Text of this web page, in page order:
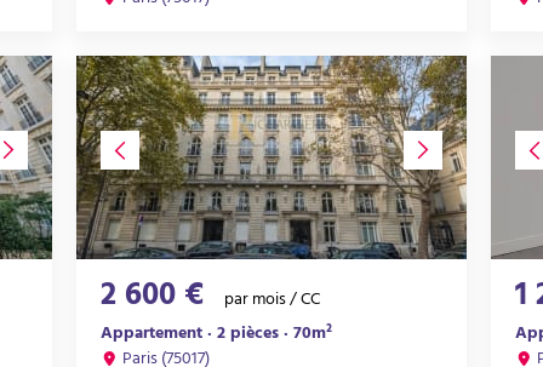
2 600 €
par mois / CC
Appartement · 2 pièces · 70m²
Paris (75017)